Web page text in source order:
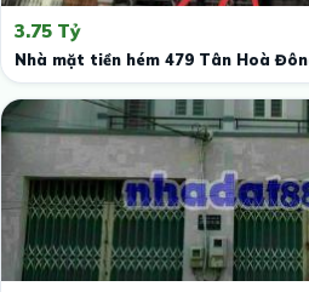
3.75 Tỷ
Nhà mặt tiền hém 479 Tân Hoà